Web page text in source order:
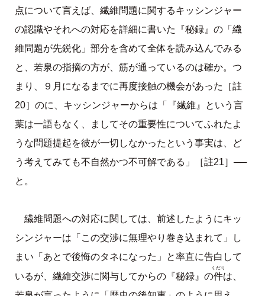
点について言えば、繊維問題に関するキッシンジャー
の認識やそれへの対応を詳細に書いた『秘録』の「繊
維問題が先鋭化」部分を含めて全体を読み込んでみる
と、若泉の指摘の方が、筋が通っているのは確か。つ
まり、９月になるまでに再度接触の機会があった［註
20］のに、キッシンジャーからは「『繊維』という言
葉は一語もなく、ましてその重要性についてふれたよ
うな問題提起を彼が一切しなかったという事実は、ど
う考えてみても不自然かつ不可解である」［註21］──
と。
繊維問題への対応に関しては、前述したようにキッ
シンジャーは「この交渉に無理やり巻き込まれて」し
まい「あとで後悔のタネになった」と率直に告白して
いるが、繊維交渉に関与してからの『秘録』の件
くだり
は、